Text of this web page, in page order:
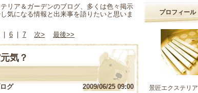
リア＆ガーデンのブログ、多くは色々掲示
気になる情報と出来事を語りたいと思いま
6 7 次> 最後>>
気？
グ 2009/06/25 09:00
プロフィール
景匠エクステリア